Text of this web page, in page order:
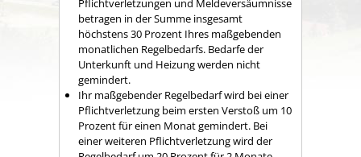
Pflichtverletzungen und Meldeversäumnisse
betragen in der Summe insgesamt
höchstens 30 Prozent Ihres maßgebenden
monatlichen Regelbedarfs. Bedarfe der
Unterkunft und Heizung werden nicht
gemindert.
Ihr maßgebender Regelbedarf wird bei einer
Pflichtverletzung beim ersten Verstoß um 10
Prozent für einen Monat gemindert. Bei
einer weiteren Pflichtverletzung wird der